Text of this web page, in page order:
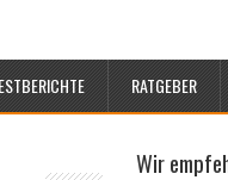
RATGEBER
Wir